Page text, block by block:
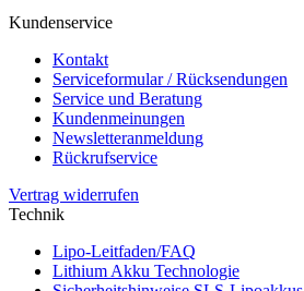
Kundenservice
Kontakt
Serviceformular / Rücksendungen
Service und Beratung
Kundenmeinungen
Newsletteranmeldung
Rückrufservice
Vertrag widerrufen
Technik
Lipo-Leitfaden/FAQ
Lithium Akku Technologie